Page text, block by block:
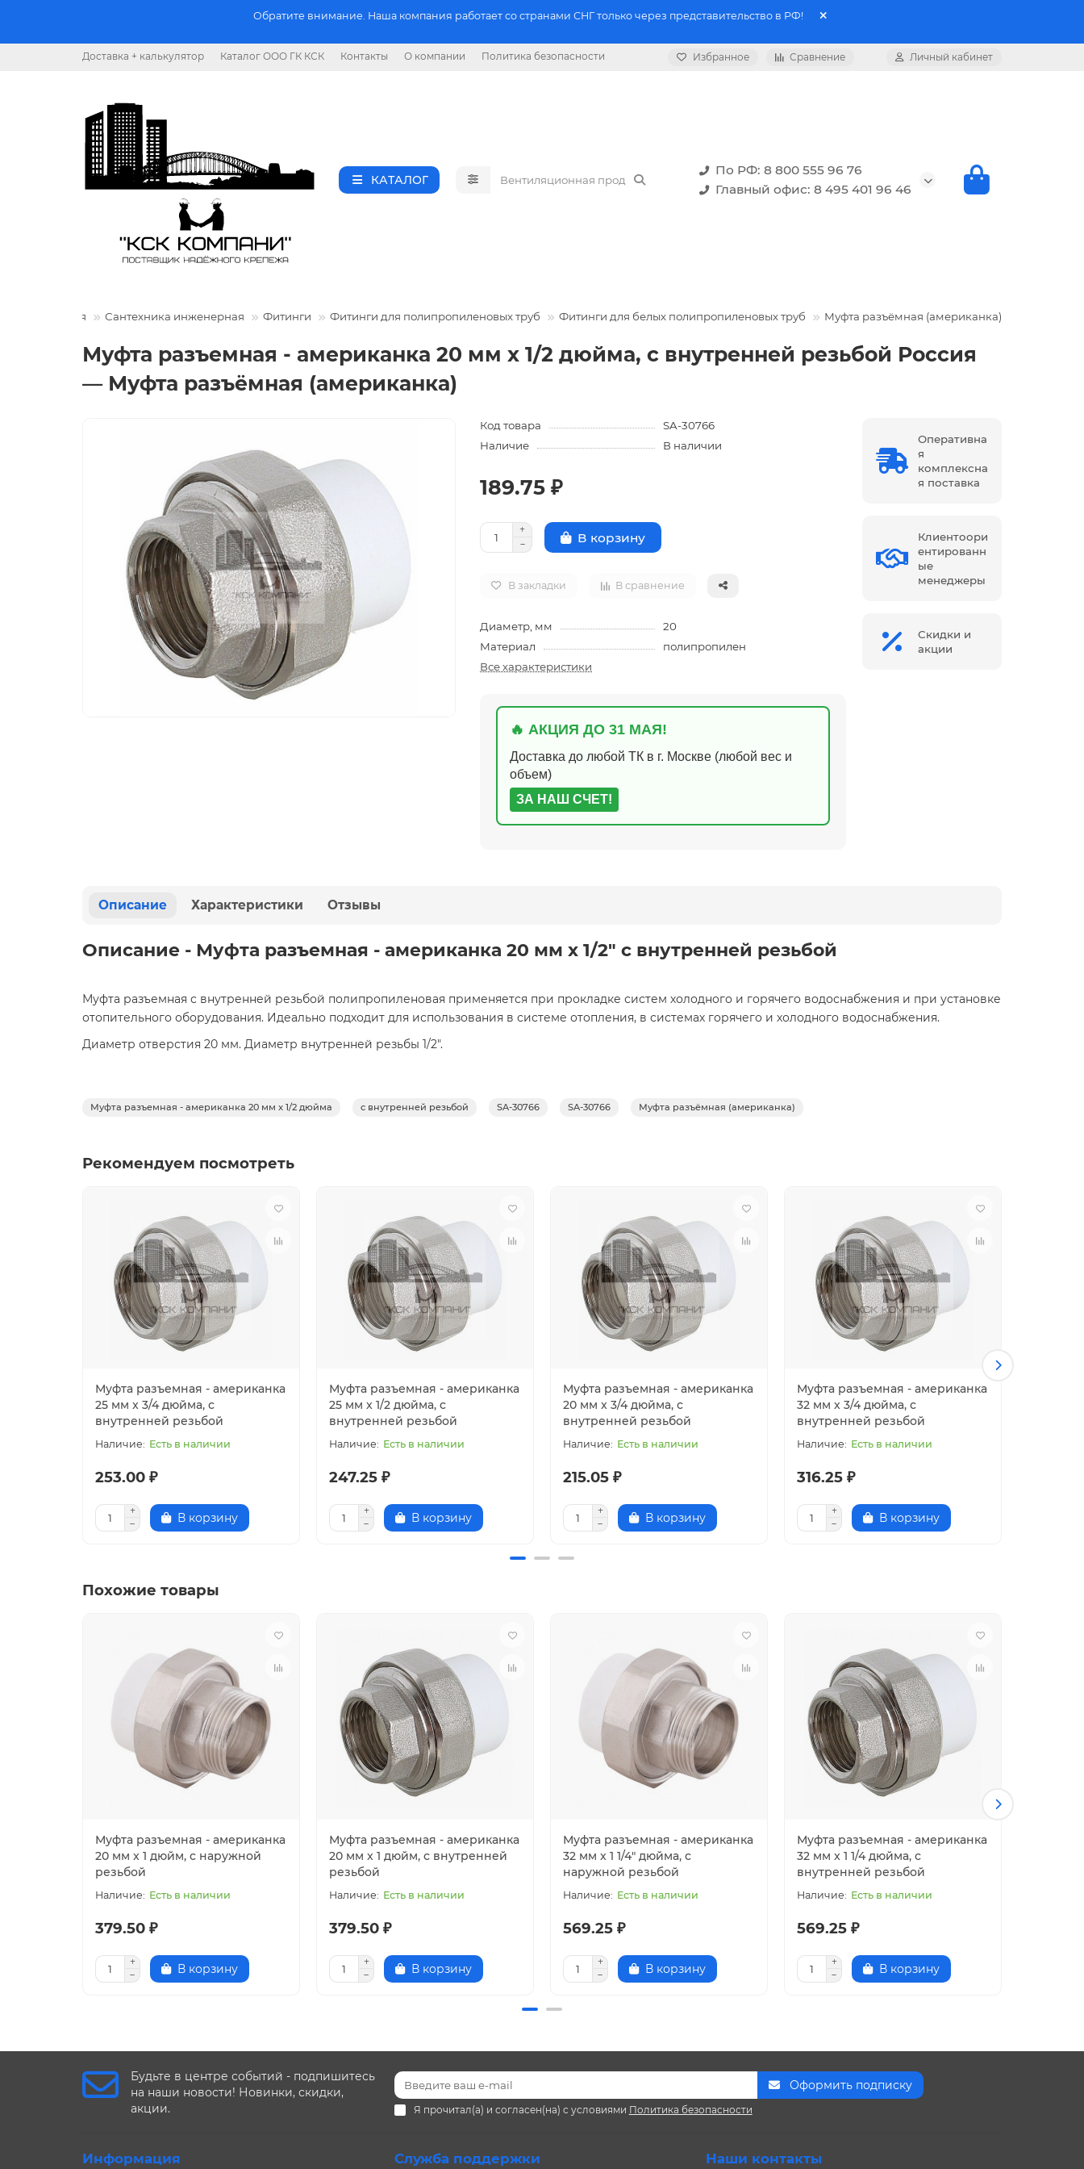
Обратите внимание. Наша компания работает со странами СНГ только через представительство в РФ!
Доставка + калькулятор Каталог ООО ГК КСК Контакты О компании Политика безопасности Избранное Сравнение Личный кабинет
КАТАЛОГ
По РФ: 8 800 555 96 76
Главный офис: 8 495 401 96 46
продукция Сантехника инженерная Фитинги Фитинги для полипропиленовых труб Фитинги для белых полипропиленовых труб Муфта разъёмная (американка)
Муфта разъемная - американка 20 мм x 1/2 дюйма, с внутренней резьбой Россия
— Муфта разъёмная (американка)
Код товара
SA-30766
Наличие
В наличии
189.75 ₽
В корзину
В закладки В сравнение
Диаметр, мм
20
Материал
полипропилен
Все характеристики
🔥 АКЦИЯ ДО 31 МАЯ!
Доставка до любой ТК в г. Москве (любой вес и
объем)
ЗА НАШ СЧЕТ!
Оперативна
я
комплексна
я поставка
Клиентоори
ентированн
ые
менеджеры
Скидки и
акции
Описание Характеристики Отзывы
Описание - Муфта разъемная - американка 20 мм x 1/2" с внутренней резьбой
Муфта разъемная с внутренней резьбой полипропиленовая применяется при прокладке систем холодного и горячего водоснабжения и при установке
отопительного оборудования. Идеально подходит для использования в системе отопления, в системах горячего и холодного водоснабжения.
Диаметр отверстия 20 мм. Диаметр внутренней резьбы 1/2".
Муфта разъемная - американка 20 мм x 1/2 дюйма с внутренней резьбой SA-30766 SA-30766 Муфта разъёмная (американка)
Рекомендуем посмотреть
Муфта разъемная - американка
25 мм x 3/4 дюйма, с
внутренней резьбой
Есть в наличии
253.00 ₽
В корзину
Муфта разъемная - американка
25 мм x 1/2 дюйма, с
внутренней резьбой
Есть в наличии
247.25 ₽
В корзину
Муфта разъемная - американка
20 мм x 3/4 дюйма, с
внутренней резьбой
Есть в наличии
215.05 ₽
В корзину
Муфта разъемная - американка
32 мм x 3/4 дюйма, с
внутренней резьбой
Есть в наличии
316.25 ₽
В корзину
Похожие товары
Муфта разъемная - американка
20 мм x 1 дюйм, с наружной
резьбой
Есть в наличии
379.50 ₽
В корзину
Муфта разъемная - американка
20 мм x 1 дюйм, с внутренней
резьбой
Есть в наличии
379.50 ₽
В корзину
Муфта разъемная - американка
32 мм x 1 1/4" дюйма, с
наружной резьбой
Есть в наличии
569.25 ₽
В корзину
Муфта разъемная - американка
32 мм x 1 1/4 дюйма, с
внутренней резьбой
Есть в наличии
569.25 ₽
В корзину
Будьте в центре событий - подпишитесь
на наши новости! Новинки, скидки,
акции.
Оформить подписку
Я прочитал(а) и согласен(на) с условиями Политика безопасности
Информация Служба поддержки Наши контакты